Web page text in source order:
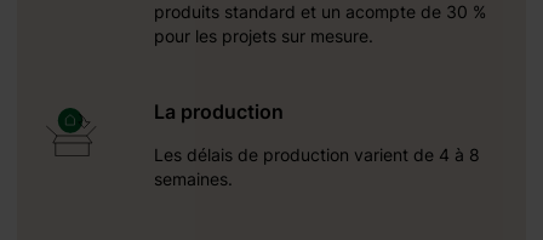
produits standard et un acompte de 30 %
pour les projets sur mesure.
La production
Les délais de production varient de 4 à 8
semaines.